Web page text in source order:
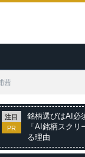
茜
注目
PR
銘柄選びはAI必
「AI銘柄スクリ
る理由